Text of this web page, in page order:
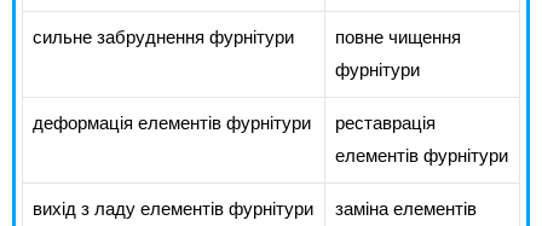
сильне забруднення фурнітури
повне чищення
фурнітури
деформація елементів фурнітури
реставрація
елементів фурнітури
вихід з ладу елементів фурнітури
заміна елементів